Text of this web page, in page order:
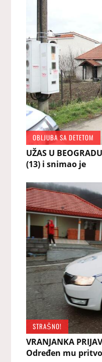
OBLJUBA SA DETETOM
UŽAS U
(13) i snimao je
STRAŠNO!
VRANJANKA
Određen mu